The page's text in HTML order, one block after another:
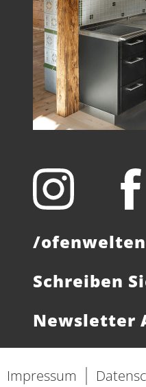
/ofenwelten
Schreiben
Newsletter
Impressum |